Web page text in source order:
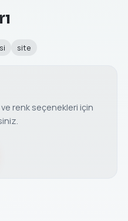
site
renk seçenekleri için